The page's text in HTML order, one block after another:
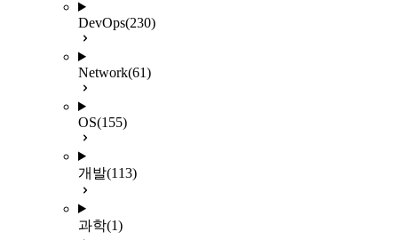
DevOps(230)
Network(61)
OS(155)
개발(113)
과학(1)